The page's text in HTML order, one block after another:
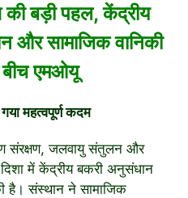
की बड़ी पहल, केंद्रीय
और सामाजिक वानिकी
एमओयू
महत्वपूर्ण कदम
संरक्षण, जलवायु संतुलन और
मेंकेंद्रीय बकरी अनुसंधान
है। संस्थान नेसामाजिक